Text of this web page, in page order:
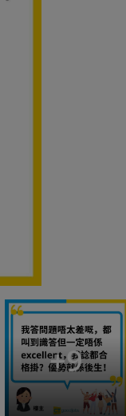
+9